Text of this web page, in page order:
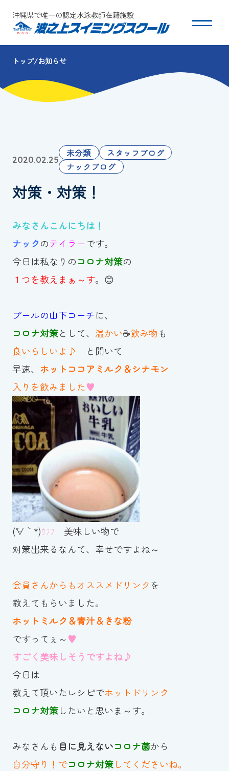
沖縄県で唯一の認定水泳教師在籍施設
スクールについて
コース・クラス紹介
団体会員募集
保護者の方へ
採用情報
お知らせ
カレンダー
お問い合わせ
Tel.098-863-7264
平日 9:00～22:00｜土祝 9:00～21:00
メールでお問い合わせ
スイミングスクールの
体験申し込みはこちら!
トップ お知らせ
2020.02.25
未分類
スタッフブログ
ナックブログ
対策・対策！
みなさんこんにちは！
ナックのテイラーです。
今日は私なりのコロナ対策の
１つを教えまぁ～す。😊
プールの山下コーチに、
コロナ対策として、 温かい☕飲み物も
良いらしいよ♪
と聞いて
早速、 ホットココアミルク＆シナモン
入りを飲みました♥
(´∀｀*)ｳﾌﾌ 美味しい物で
対策出来るなんて、幸せですよね～
会員さんからもオススメドリンクを
教えてもらいました。
ホットミルク＆青汁＆きな粉
ですってぇ～ ♥
すごく美味しそうですよね♪
今日は
教えて頂いたレシピでホットドリンク
コロナ対策したいと思いま～す。
みなさんも 目に見えないコロナ菌から
自分守り！でコロナ対策してくださいね。